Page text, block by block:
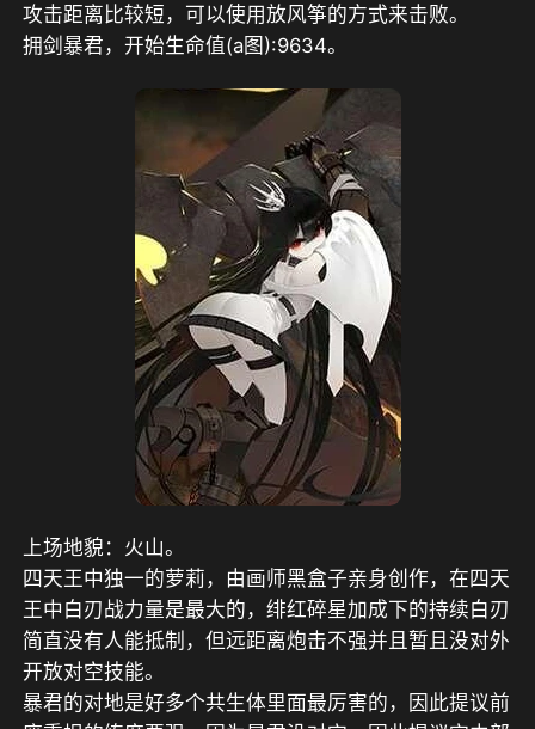
攻击距离比较短，可以使用放风筝的方式来击败。
拥剑暴君，开始生命值(a图):9634。
上场地貌：火山。
四天王中独一的萝莉，由画师黑盒子亲身创作，在四天
王中白刃战力量是最大的，绯红碎星加成下的持续白刃
简直没有人能抵制，但远距离炮击不强并且暂且没对外
开放对空技能。
暴君的对地是好多个共生体里面最厉害的，因此提议前